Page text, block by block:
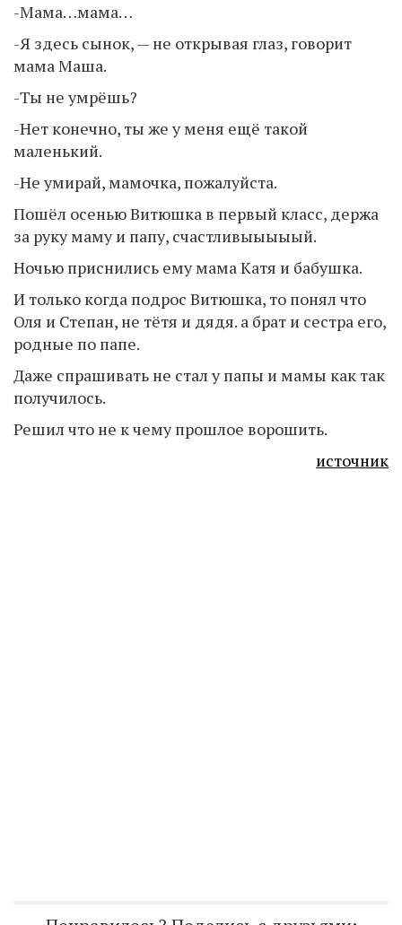
-Мама…мама…
-Я здесь сынок, — не открывая глаз, говорит
мама Маша.
-Ты не умрёшь?
-Нет конечно, ты же у меня ещё такой
маленький.
-Не умирай, мамочка, пожалуйста.
Пошёл осенью Витюшка в первый класс, держа
за руку маму и папу, счастливыыыыый.
Ночью приснились ему мама Катя и бабушка.
И только когда подрос Витюшка, то понял что
Оля и Степан, не тётя и дядя. а брат и сестра его,
родные по папе.
Даже спрашивать не стал у папы и мамы как так
получилось.
Решил что не к чему прошлое ворошить.
источник